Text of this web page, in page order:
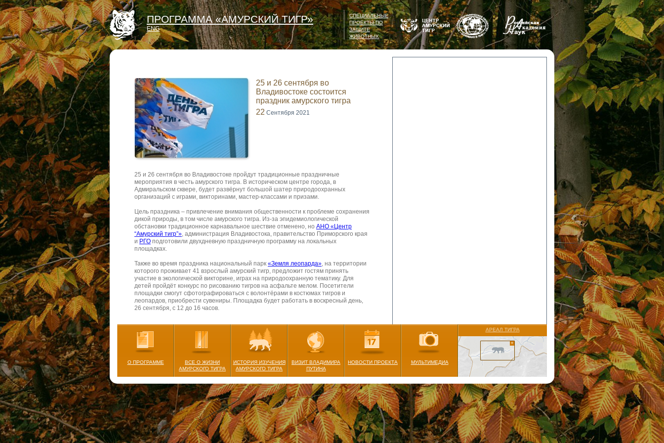
ПРОГРАММА «АМУРСКИЙ ТИГР»
ENG
СПЕЦИАЛЬНЫЕ
ПРОЕКТЫ ПО
ЗАЩИТЕ
ЖИВОТНЫХ
25 и 26 сентября во
Владивостоке состоится
праздник амурского тигра
22 Сентября 2021
25 и 26 сентября во Владивостоке пройдут традиционные праздничные
мероприятия в честь амурского тигра. В историческом центре города, в
Адмиральском сквере, будет развёрнут большой шатер природоохранных
организаций с играми, викторинами, мастер-классами и призами.
Цель праздника – привлечение внимания общественности к проблеме сохранения
дикой природы, в том числе амурского тигра. Из-за эпидемиологической
обстановки традиционное карнавальное шествие отменено, но АНО «Центр
“Амурский тигр”», администрация Владивостока, правительство Приморского края
и РГО подготовили двухдневную праздничную программу на локальных
площадках.
Также во время праздника национальный парк «Земля леопарда», на территории
которого проживает 41 взрослый амурский тигр, предложит гостям принять
участие в экологической викторине, играх на природоохранную тематику. Для
детей пройдёт конкурс по рисованию тигров на асфальте мелом. Посетители
площадки смогут сфотографироваться с волонтёрами в костюмах тигров и
леопардов, приобрести сувениры. Площадка будет работать в воскресный день,
26 сентября, с 12 до 16 часов.
Кроме того, 26 сентября в международном аэропорту Владивостока будут
проходить танцевальный флешмоб, конкурс рисунков на асфальте, лотерея и
викторина для пассажиров. Желающие также смогут сделать аквагрим.
О ПРОГРАММЕ
ВСЕ О ЖИЗНИ
АМУРСКОГО ТИГРА
ИСТОРИЯ ИЗУЧЕНИЯ
АМУРСКОГО ТИГРА
ВИЗИТ ВЛАДИМИРА
ПУТИНА
НОВОСТИ ПРОЕКТА МУЛЬТИМЕДИА
АРЕАЛ ТИГРА